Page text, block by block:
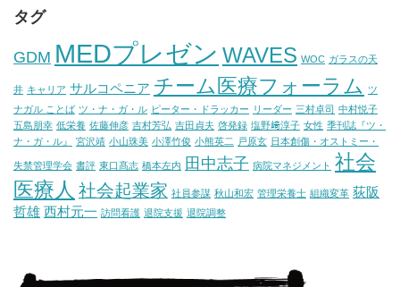
タグ
GDM MEDプレゼン WAVES WOC ガラスの天
井 キャリア サルコペニア チーム医療フォーラム
ツ
ナガル ことば ツ・ナ・ガ・ル ピーター・ドラッカー リーダー 三村卓司 中村悦子
五島朋幸 低栄養 佐藤伸彦 吉村芳弘 吉田貞夫 啓発録 塩野﨑淳子 女性 季刊誌『ツ・
ナ・ガ・ル』
宮沢靖 小山珠美 小澤竹俊 小熊英二 戸原玄 日本創傷・オストミー・
失禁管理学会 書評 東口髙志 橋本左内 田中志子 病院マネジメント 社会
医療人 社会起業家 社員参謀 秋山和宏 管理栄養士 組織変革 荻阪
哲雄 西村元一 訪問看護 退院支援 退院調整